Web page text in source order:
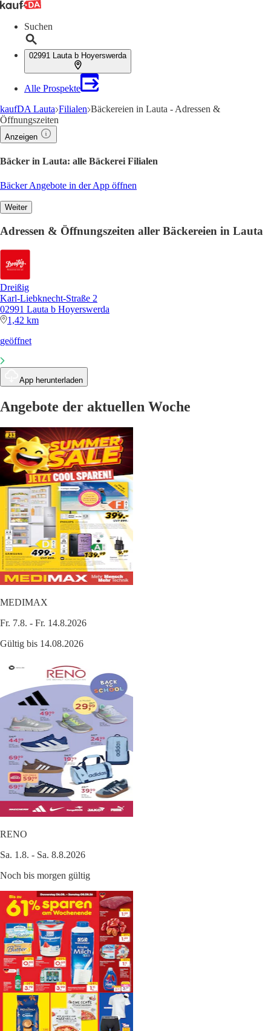
Suchen
02991 Lauta b Hoyerswerda
Alle Prospekte
kaufDA Lauta Filialen Bäckereien in Lauta - Adressen &
Öffnungszeiten
Anzeigen
Bäcker in Lauta: alle Bäckerei Filialen
Bäcker Angebote in der App öffnen
Weiter
Adressen & Öffnungszeiten aller Bäckereien in Lauta
Dreißig
Karl-Liebknecht-Straße 2
02991 Lauta b Hoyerswerda
1,42 km
geöffnet
App herunterladen
Angebote der aktuellen Woche
MEDIMAX
Fr. 7.8. - Fr. 14.8.2026
Gültig bis 14.08.2026
RENO
Sa. 1.8. - Sa. 8.8.2026
Noch bis morgen gültig